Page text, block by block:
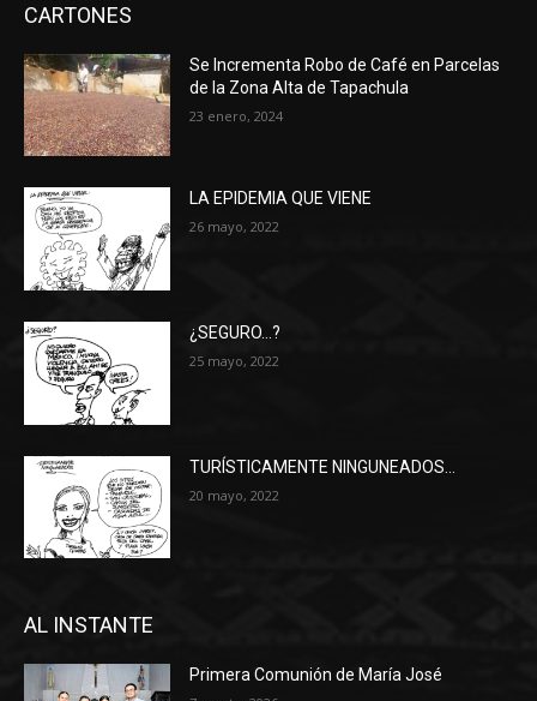
CARTONES
Se Incrementa Robo de Café en Parcelas
de la Zona Alta de Tapachula
23 enero, 2024
LA EPIDEMIA QUE VIENE
26 mayo, 2022
¿SEGURO…?
25 mayo, 2022
TURÍSTICAMENTE NINGUNEADOS…
20 mayo, 2022
AL INSTANTE
Primera Comunión de María José